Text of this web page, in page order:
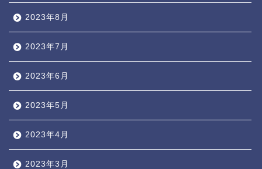
2023年8月
2023年7月
2023年6月
2023年5月
2023年4月
2023年3月